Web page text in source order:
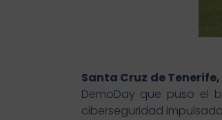
Santa Cruz de
DemoDay que puso el
ciberseguridad